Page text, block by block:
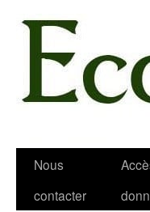
Nous
contacter